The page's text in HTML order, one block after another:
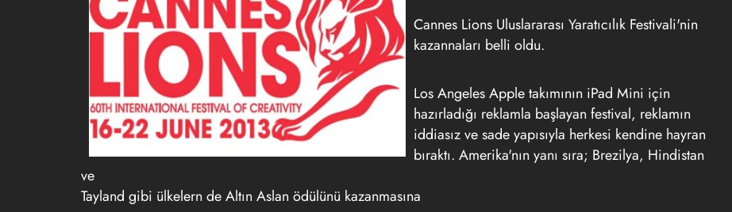
Cannes Lions Uluslararası Yaratıcılık Festivali'nin
kazannaları belli oldu.
Los Angeles Apple takımının iPad Mini için
hazırladığı reklamla başlayan festival, reklamın
iddiasız ve sade yapısıyla herkesi kendine hayran
bıraktı. Amerika'nın yanı sıra; Brezilya, Hindistan
ve
Tayland gibi ülkelern de Altın Aslan ödülünü kazanmasına